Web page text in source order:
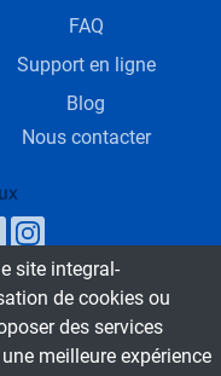
FAQ
Support en ligne
Blog
Nous contacter
- 18h
site integral-
de cookies ou
des services
meilleure expérience